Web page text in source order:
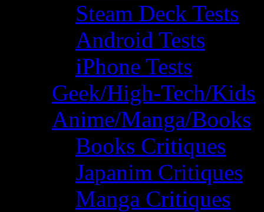
Steam Deck Tests
Android Tests
iPhone Tests
Geek/High-Tech/Kids
Anime/Manga/Books
Books Critiques
Japanim Critiques
Manga Critiques